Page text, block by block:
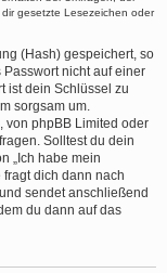
gesetzte Lesezeichen oder
(Hash) gespeichert, so
nicht auf einer
ist dein Schlüssel zu
sorgsam um.
von phpBB Limited oder
Solltest du dein
„Ich habe mein
fragt dich dann nach
sendet anschließend
du dann auf das